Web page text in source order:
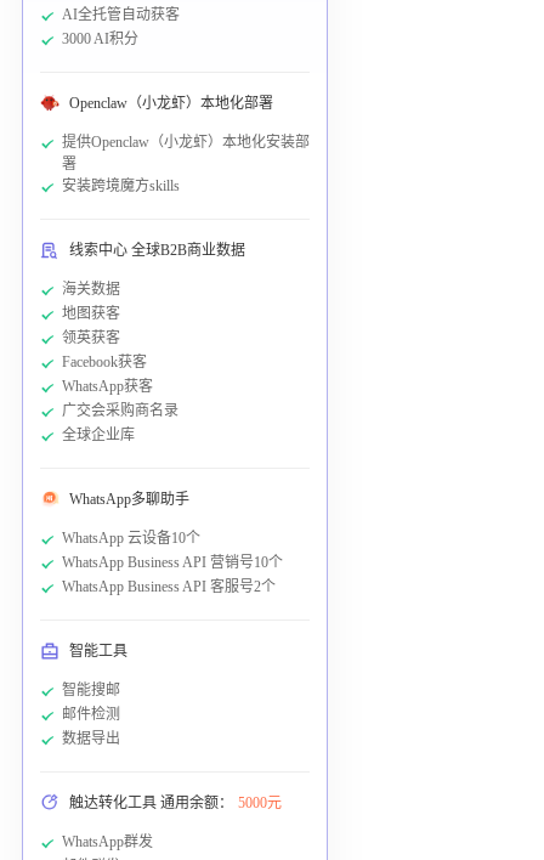
AI全托管自动获客
3000 AI积分
Openclaw（小龙虾）本地化部署
提供Openclaw（小龙虾）本地化安装部
署
安装跨境魔方skills
线索中心 全球B2B商业数据
海关数据
地图获客
领英获客
Facebook获客
WhatsApp获客
广交会采购商名录
全球企业库
WhatsApp多聊助手
WhatsApp 云设备10个
WhatsApp Business API 营销号10个
WhatsApp Business API 客服号2个
智能工具
智能搜邮
邮件检测
数据导出
触达转化工具 通用余额： 5000元
WhatsApp群发